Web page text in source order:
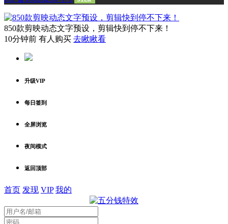
850款剪映动态文字预设，剪辑快到停不下来！
10分钟前 有人购买 去瞅瞅看
升级VIP
每日签到
全屏浏览
夜间模式
返回顶部
首页 发现 VIP 我的